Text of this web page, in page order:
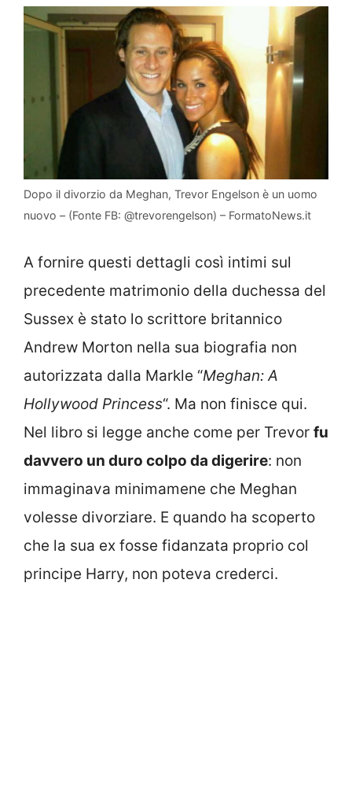
Dopo il divorzio da Meghan, Trevor Engelson è un uomo
nuovo – (Fonte FB: @trevorengelson) – FormatoNews.it
A fornire questi dettagli così intimi sul
precedente matrimonio della duchessa del
Sussex è stato lo scrittore britannico
Andrew Morton nella sua biografia non
autorizzata dalla Markle “Meghan: A
Hollywood Princess“. Ma non finisce qui.
Nel libro si legge anche come per Trevor fu
davvero un duro colpo da digerire: non
immaginava minimamene che Meghan
volesse divorziare. E quando ha scoperto
che la sua ex fosse fidanzata proprio col
principe Harry, non poteva crederci.